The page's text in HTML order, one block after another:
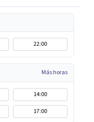
22:00
Más horas
14:00
17:00